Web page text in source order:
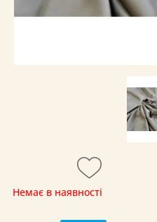
Немає в наявності